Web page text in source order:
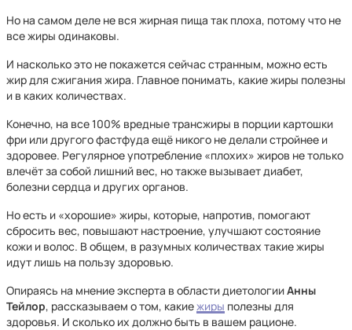
Но на самом деле не вся жирная пища так плоха, потому что не
все жиры одинаковы.
И насколько это не покажется сейчас странным, можно есть
жир для сжигания жира. Главное понимать, какие жиры полезны
и в каких количествах.
Конечно, на все 100% вредные трансжиры в порции картошки
фри или другого фастфуда ещё никого не делали стройнее и
здоровее. Регулярное употребление «плохих» жиров не только
влечёт за собой лишний вес, но также вызывает диабет,
болезни сердца и других органов.
Но есть и «хорошие» жиры, которые, напротив, помогают
сбросить вес, повышают настроение, улучшают состояние
кожи и волос. В общем, в разумных количествах такие жиры
идут лишь на пользу здоровью.
Опираясь на мнение эксперта в области диетологииАнны
Тейлор, рассказываем о том, какиежиры полезны для
здоровья. И сколько их должно быть в вашем рационе.